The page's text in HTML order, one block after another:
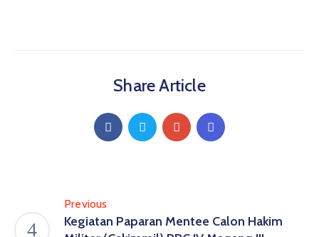
Share Article
Previous
Kegiatan Paparan Mentee Calon Hakim